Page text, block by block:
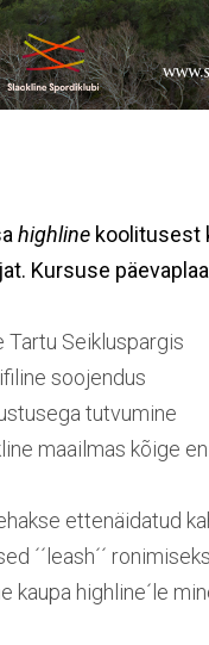
highline koolitusest
Kursuse
Tartu Seikluspargis
soojendus
tutvumine
maailmas kõige
ettenäidatud
´´leash´´
kaupa highline´le